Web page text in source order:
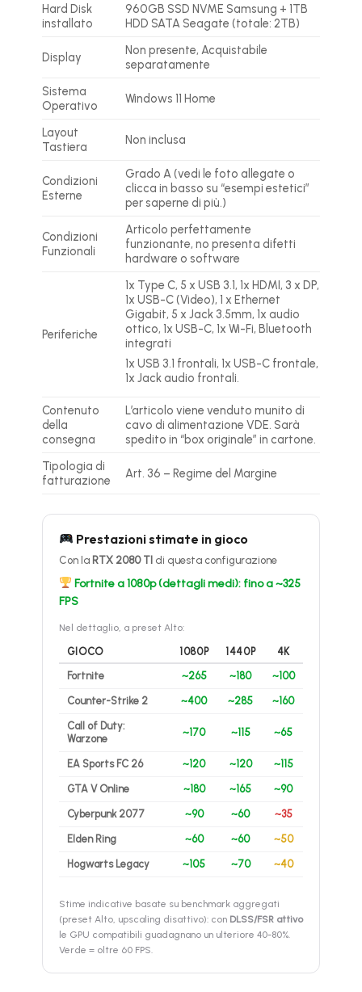
Hard Disk
installato
960GB SSD NVME Samsung + 1TB
HDD SATA Seagate (totale: 2TB)
Display
Non presente, Acquistabile
separatamente
Sistema
Operativo
Windows 11 Home
Layout
Tastiera
Non inclusa
Condizioni
Esterne
Grado A (vedi le foto allegate o
clicca in basso su “esempi estetici”
per saperne di più.)
Condizioni
Funzionali
Articolo perfettamente
funzionante, no presenta difetti
hardware o software
Periferiche
1x Type C, 5 x USB 3.1, 1x HDMI, 3 x DP,
1x USB-C (Video), 1 x Ethernet
Gigabit, 5 x Jack 3.5mm, 1x audio
ottico, 1x USB-C, 1x Wi-Fi, Bluetooth
integrati
1x USB 3.1 frontali, 1x USB-C frontale,
1x Jack audio frontali.
Contenuto
della
consegna
L’articolo viene venduto munito di
cavo di alimentazione VDE. Sarà
spedito in “box originale” in cartone.
Tipologia di
fatturazione
Art. 36 – Regime del Margine
Prestazioni stimate in gioco
Con la RTX 2080 TI di questa configurazione
Fortnite a 1080p (dettagli medi): fino a ~325
FPS
Nel dettaglio, a preset Alto:
GIOCO 1080P 1440P
4K
Fortnite
~265 ~180 ~100
Counter-Strike 2 ~400 ~285 ~160
Call of Duty:
Warzone
~170 ~115 ~65
EA Sports FC 26 ~120 ~120 ~115
GTA V Online ~180 ~165 ~90
Cyberpunk 2077 ~90 ~60 ~35
Elden Ring ~60 ~60 ~50
Hogwarts Legacy ~105 ~70 ~40
Stime indicative basate su benchmark aggregati
(preset Alto, upscaling disattivo): con DLSS/FSR attivo
le GPU compatibili guadagnano un ulteriore 40-80%.
Verde = oltre 60 FPS.